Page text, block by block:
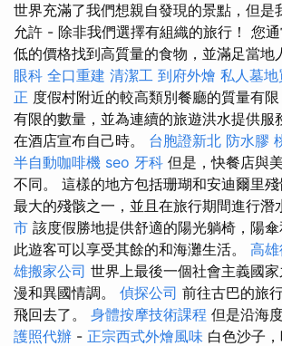
世界充滿了我們想親自發現的景點，但是
允許 - 除非我們選擇有組織的旅行！ 您
低的價格找到高質量的食物，並滿足當地
眼科 全口重建 清潔工 到府外燴 私人墓地
正 度假村附近的較高類別餐廳的質量有
有限的數量，並為連續的旅遊洪水提供服
在酒店宣布自己時。 台胞證新北 防水膠
半自動咖啡機 seo 牙科 但是，快餐店與
不同。 這樣的地方包括珊瑚和安迪爾里
最大的殘骸之一，並且在旅行期間進行潛
市 該度假勝地提供舒適的陽光躺椅，陽
此遊客可以享受其餘的和海灘生活。 高
雄搬家公司 世界上最後一個社會主義國
漫和異國情調。 偵探公司 前往古巴的旅
飛回去了。 身體按摩技術課程 但是沿海
護照代辦 - 正宗西式外燴風味 白色沙子